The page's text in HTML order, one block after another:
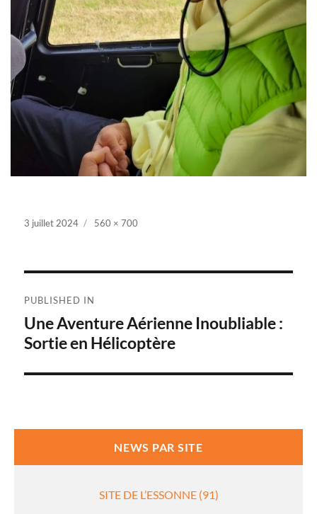
Posted
3 juillet 2024
Full
560 × 700
de
l’article
PUBLISHED IN
Une Aventure Aérienne Inoubliable :
Sortie en Hélicoptère
NEWS PAR SITE
SITE DE L’ESSONNE (91)